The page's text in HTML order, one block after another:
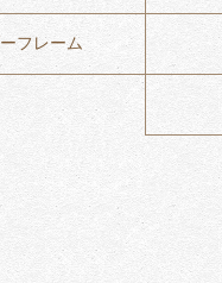
フレーム